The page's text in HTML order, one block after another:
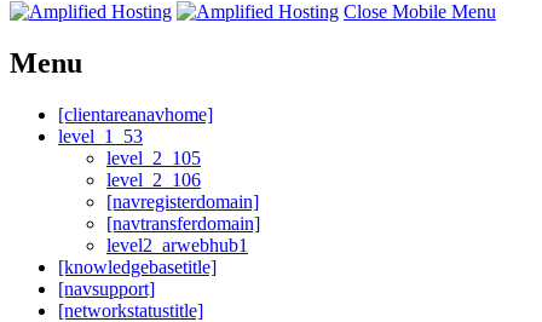
Close Mobile Menu
Menu
[clientareanavhome]
level_1_53
level_2_105
level_2_106
[navregisterdomain]
[navtransferdomain]
level2_arwebhub1
[knowledgebasetitle]
[navsupport]
[networkstatustitle]